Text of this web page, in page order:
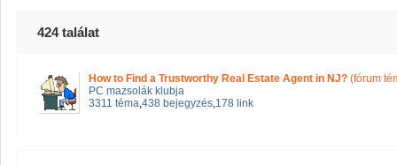
424 találat
How to Find a Trustworthy Real Estate Agent in NJ? (fórum
PC mazsolák klubja
3311 téma,438 bejegyzés,178 link